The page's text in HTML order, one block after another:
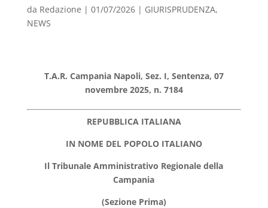
da Redazione | 01/07/2026| GIURISPRUDENZA,
NEWS
T.A.R. Campania Napoli, Sez. I, Sentenza, 07
novembre 2025, n. 7184
REPUBBLICA ITALIANA
IN NOME DEL POPOLO ITALIANO
Il Tribunale Amministrativo Regionale della
Campania
(Sezione Prima)